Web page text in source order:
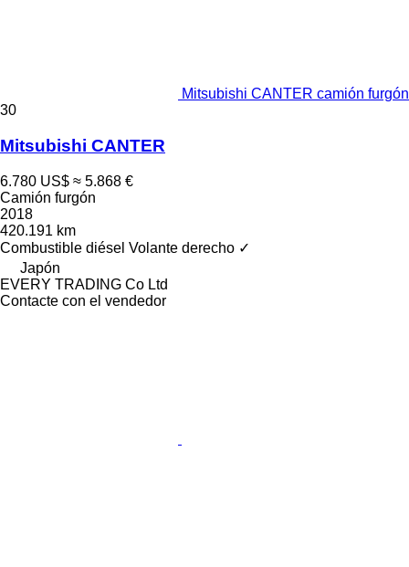
Mitsubishi CANTER camión furgón
30
Mitsubishi CANTER
6.780 US$ ≈ 5.868 €
Camión furgón
2018
420.191 km
Combustible diésel Volante derecho ✓
Japón
EVERY TRADING Co Ltd
Contacte con el vendedor